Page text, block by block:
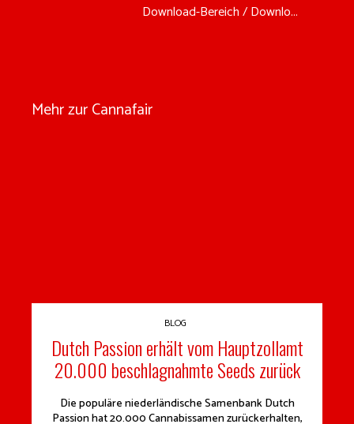
Download-Bereich / Downlo...
Mehr zur Cannafair
BLOG
Dutch Passion erhält vom Hauptzollamt
20.000 beschlagnahmte Seeds zurück
Die populäre niederländische Samenbank Dutch
Passion hat 20.000 Cannabissamen zurückerhalten,